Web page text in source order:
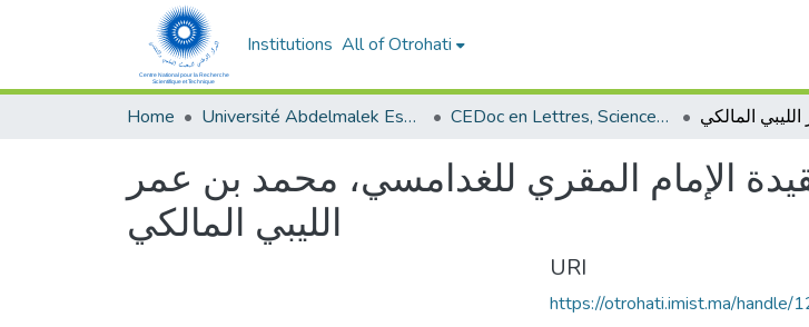
Institutions All of Otrohati
Home Université Abdelmalek Essaâdi - Tétouan CEDoc en Lettres, Sciences Humaines, Doctrine, Arts et Sciences de l’Education (CED - LSHDASE)
الإمام المقري للغدامسي، محمد بن عمر
الليبي المالكي
URI
https://otrohati.imist.ma/